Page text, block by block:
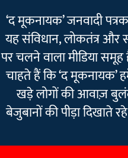
‘द मूकनायक’ जनवादी
यह संविधान, लोकतंत्र और
पर चलने वाला मीडिया
चाहते हैं कि ‘द मूकनायक’
खड़े लोगों की आवाज़
बेजुबानों की पीड़ा दिखाते